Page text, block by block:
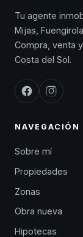
Tu agente
Mijas,
Compra, venta
Costa del Sol.
NAVEGACIÓN
Sobre mí
Propiedades
Zonas
Obra nueva
Hipotecas